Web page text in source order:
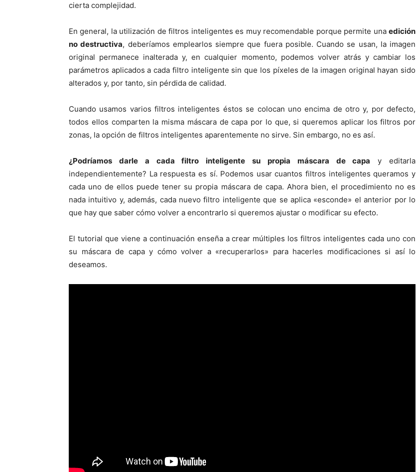
cierta complejidad.
En general, la utilización de filtros inteligentes es muy recomendable porque permite una edición
no destructiva, deberíamos emplearlos siempre que fuera posible. Cuando se usan, la imagen
original permanece inalterada y, en cualquier momento, podemos volver atrás y cambiar los
parámetros aplicados a cada filtro inteligente sin que los píxeles de la imagen original hayan sido
alterados y, por tanto, sin pérdida de calidad.
Cuando usamos varios filtros inteligentes éstos se colocan uno encima de otro y, por defecto,
todos ellos comparten la misma máscara de capa por lo que, si queremos aplicar los filtros por
zonas, la opción de filtros inteligentes aparentemente no sirve. Sin embargo, no es así.
¿Podríamos darle a cada filtro inteligente su propia máscara de capa y editarla
independientemente? La respuesta es sí. Podemos usar cuantos filtros inteligentes queramos y
cada uno de ellos puede tener su propia máscara de capa. Ahora bien, el procedimiento no es
nada intuitivo y, además, cada nuevo filtro inteligente que se aplica «esconde» el anterior por lo
que hay que saber cómo volver a encontrarlo si queremos ajustar o modificar su efecto.
El tutorial que viene a continuación enseña a crear múltiples los filtros inteligentes cada uno con
su máscara de capa y cómo volver a «recuperarlos» para hacerles modificaciones si así lo
deseamos.